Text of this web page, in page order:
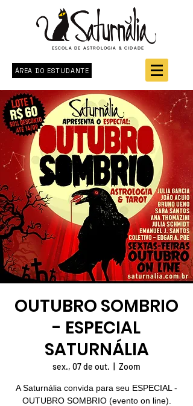
ESCOLA DE ASTROLOGIA & CIDADE
ÁREA DO ESTUDANTE
OUTUBRO SOMBRIO
- ESPECIAL
SATURNÁLIA
sex., 07 de out. Zoom
A Saturnália convida para seu ESPECIAL -
OUTUBRO SOMBRIO (evento on line).